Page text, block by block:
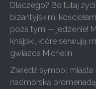
Dlaczego? Bo tutaj
bizantyjskimi
poza tym — jedzenie!
knajpki, które serwują
gwiazda Michelin.
Zwiedź symbol miasta
nadmorską